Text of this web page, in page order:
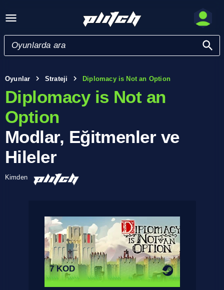
Oyunlar Strateji Diplomacy is Not an Option
Diplomacy is Not an
Option
Modlar, Eğitmenler ve
Hileler
Kimden
7 KOD